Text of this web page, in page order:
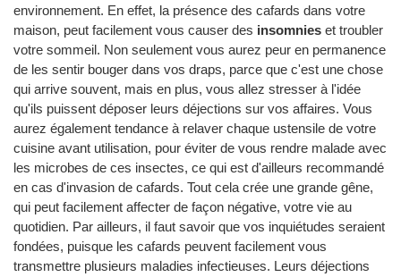
environnement. En effet, la présence des cafards dans votre
maison, peut facilement vous causer des insomnies et troubler
votre sommeil. Non seulement vous aurez peur en permanence
de les sentir bouger dans vos draps, parce que c'est une chose
qui arrive souvent, mais en plus, vous allez stresser à l'idée
qu'ils puissent déposer leurs déjections sur vos affaires. Vous
aurez également tendance à relaver chaque ustensile de votre
cuisine avant utilisation, pour éviter de vous rendre malade avec
les microbes de ces insectes, ce qui est d'ailleurs recommandé
en cas d'invasion de cafards. Tout cela crée une grande gêne,
qui peut facilement affecter de façon négative, votre vie au
quotidien. Par ailleurs, il faut savoir que vos inquiétudes seraient
fondées, puisque les cafards peuvent facilement vous
transmettre plusieurs maladies infectieuses. Leurs déjections